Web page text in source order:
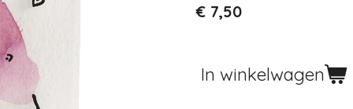
€ 7,50
In winkelwagen